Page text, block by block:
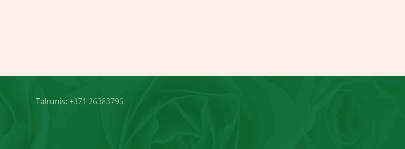
Tālrunis: +371 26383796